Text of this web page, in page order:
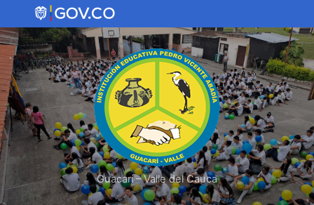
Guacarí – Valle del Cauca